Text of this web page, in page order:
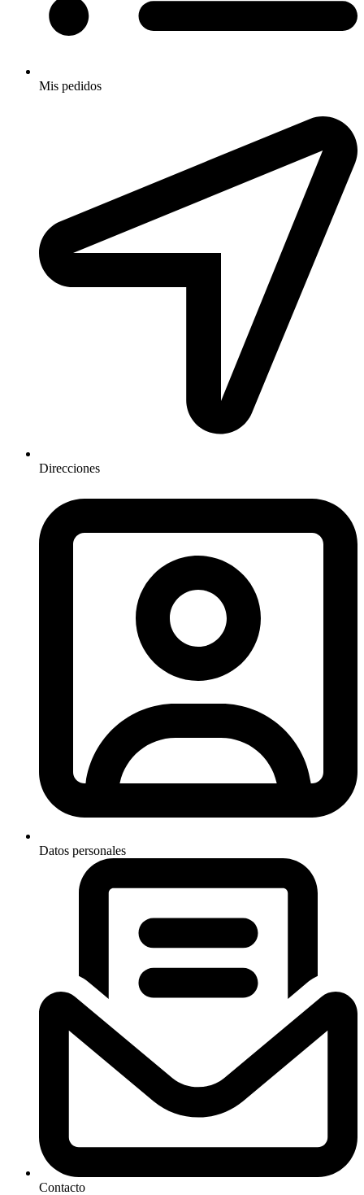
Mis pedidos
Direcciones
Datos personales
Contacto